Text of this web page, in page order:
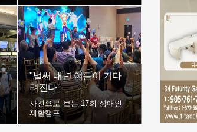
"벌써 내년 여름이 기다
려진다"
사진으로 보는 17회 장애인
재활캠프